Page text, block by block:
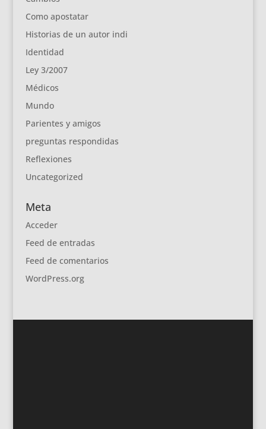
Como apostatar
Historias de un autor indi
Identidad
Ley 3/2007
Médicos
Mundo
Parientes y amigos
preguntas respondidas
Reflexiones
Uncategorized
Meta
Acceder
Feed de entradas
Feed de comentarios
WordPress.org